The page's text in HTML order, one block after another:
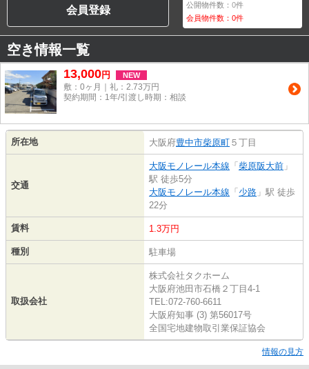
会員登録 公開物件数：0件
会員物件数：0件
空き情報一覧
13,000円 NEW
敷：0ヶ月｜礼：2.73万円
契約期間：1年/引渡し時期：相談
所在地 大阪府豊中市柴原町 ５丁目
交通
大阪モノレール本線 「 柴原阪大前 」
駅 徒歩5分
大阪モノレール本線 「 少路 」駅 徒歩
22分
賃料 1.3万円
種別 駐車場
取扱会社
株式会社タクホーム
大阪府池田市石橋２丁目4-1
TEL:072-760-6611
大阪府知事 (3) 第56017号
全国宅地建物取引業保証協会
情報の見方